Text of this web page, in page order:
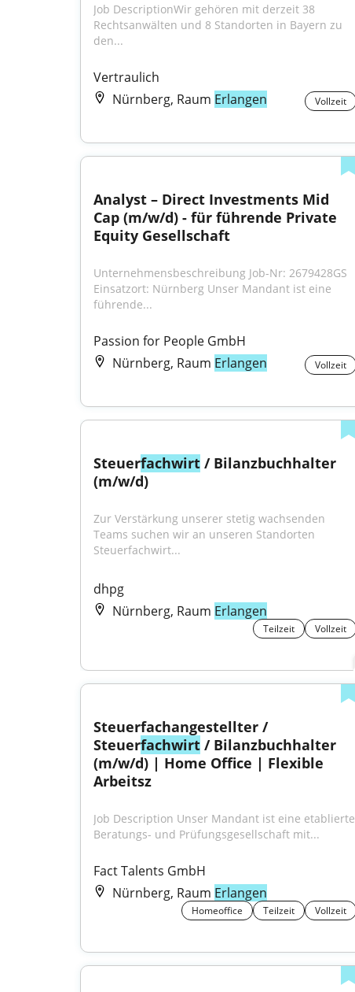
Job DescriptionWir gehören mit derzeit 38
Rechtsanwälten und 8 Standorten in Bayern zu
den...
Vertraulich
Nürnberg, Raum Erlangen Vollzeit
Analyst – Direct Investments Mid
Cap (m/w/d) - für führende Private
Equity Gesellschaft
Unternehmensbeschreibung Job-Nr: 2679428GS
Einsatzort: Nürnberg Unser Mandant ist eine
führende...
Passion for People GmbH
Nürnberg, Raum Erlangen Vollzeit
Steuerfachwirt / Bilanzbuchhalter
(m/w/d)
Zur Verstärkung unserer stetig wachsenden
Teams suchen wir an unseren Standorten
Steuerfachwirt...
dhpg
Nürnberg, Raum Erlangen
Teilzeit Vollzeit
Steuerfachangestellter /
Steuerfachwirt / Bilanzbuchhalter
(m/w/d) | Home Office | Flexible
Arbeitsz
Job Description Unser Mandant ist eine etablierte
Beratungs- und Prüfungsgesellschaft mit...
Fact Talents GmbH
Nürnberg, Raum Erlangen
Homeoffice Teilzeit Vollzeit